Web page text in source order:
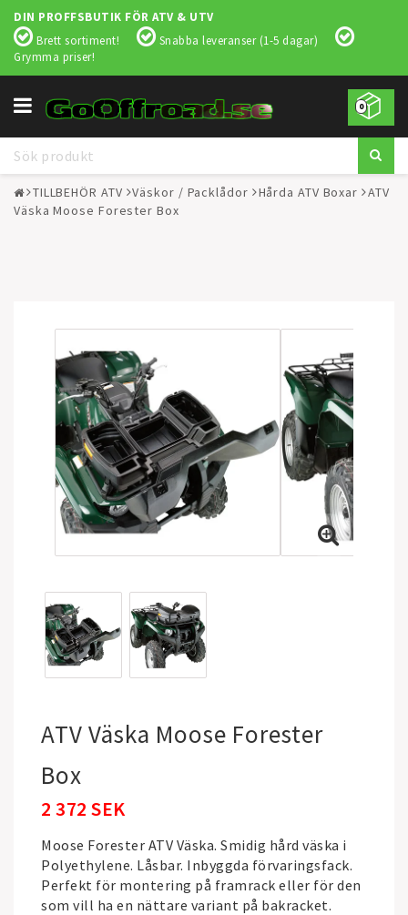
DIN PROFFSBUTIK FÖR ATV & UTV
Brett sortiment!
Snabba leveranser (1-5 dagar)
Grymma priser!
0
Toggle
navigation
TILLBEHÖR ATV Väskor / Packlådor Hårda ATV Boxar
ATV
Väska Moose Forester Box
ATV Väska Moose Forester
Box
2 372 SEK
Moose Forester ATV Väska. Smidig hård väska i
Polyethylene. Låsbar. Inbyggda förvaringsfack.
Perfekt för montering på framrack eller för den
som vill ha en nättare variant på bakracket.